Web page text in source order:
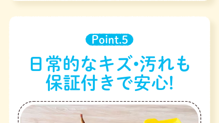
Point.5
日常的なキズ•汚れも
保証付きで安心!